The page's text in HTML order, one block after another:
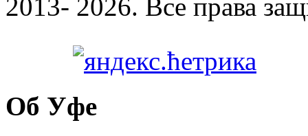
2013- 2026. Все права
Об Уфе